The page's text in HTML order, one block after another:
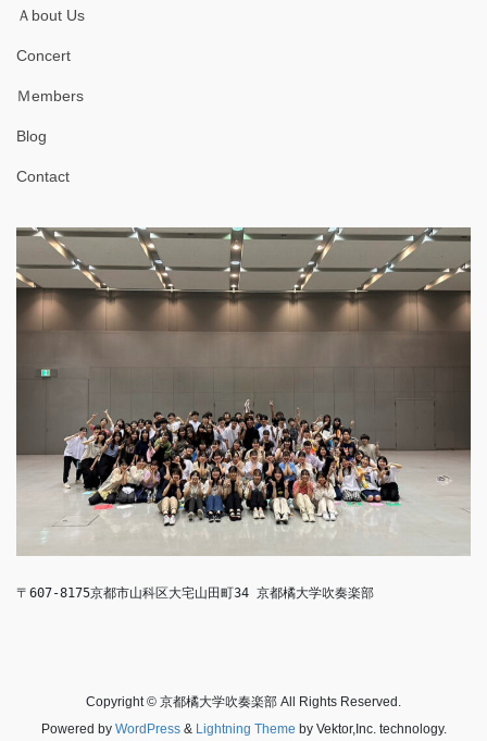
Ａbout Us
Concert
Ｍembers
Blog
Contact
〒607-8175京都市山科区大宅山田町34 京都橘大学吹奏楽部
Copyright © 京都橘大学吹奏楽部 All Rights Reserved.
Powered by WordPress& Lightning Theme by Vektor,Inc. technology.